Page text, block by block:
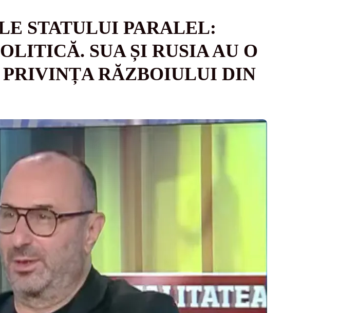
STATULUI PARALEL:
SUA ȘI RUSIA AU O
RĂZBOIULUI DIN